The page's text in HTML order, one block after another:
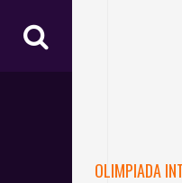
OLIMPIADA